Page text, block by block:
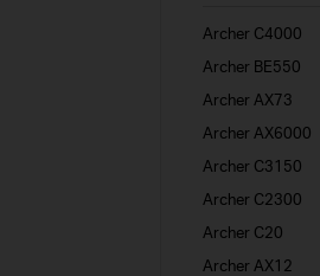
Παροχοι
Archer C4000
Archer BE550
Archer AX73
Archer AX6000
Archer C3150
Archer C2300
Archer C20
Archer AX12